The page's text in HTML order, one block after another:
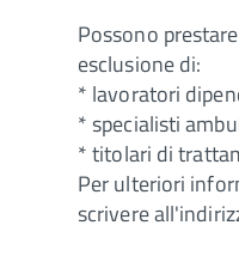
Possono
esclusione di:
* lavoratori
* specialisti
* titolari di
Per ulteriori
scrivere